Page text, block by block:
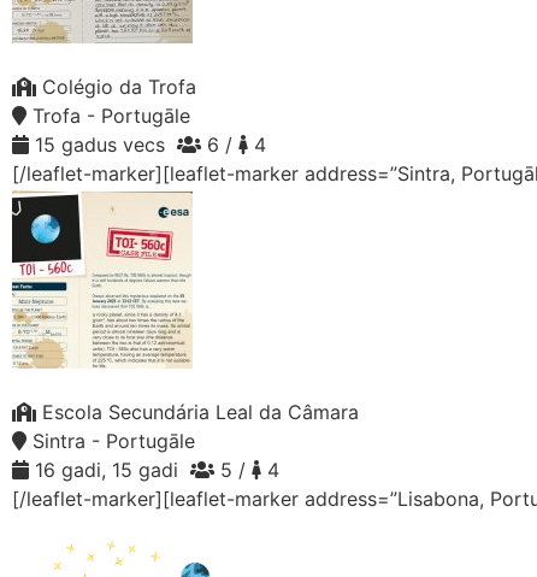
Colégio da Trofa
Trofa - Portugāle
15 gadus vecs
6 /
4
[/leaflet-marker][leaflet-marker address=”Sintra,
Escola Secundária Leal da Câmara
Sintra - Portugāle
16 gadi, 15 gadi
5 /
4
[/leaflet-marker][leaflet-marker address=”Lisabona,